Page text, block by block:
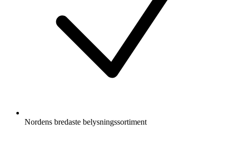
Nordens bredaste belysningssortiment